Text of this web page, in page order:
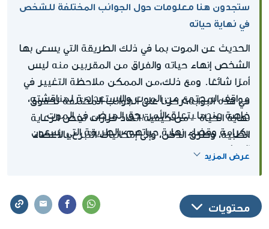
ستجدون هنا معلومات حول الجوانب المختلفة للشخص
في نهاية حياته
الحديث عن الموت بما في ذلك الطريقة التي يسعى بها
الشخص إنهاء حياته والفراق من المقربين منه ليس
أمرًا شائعًا. ومع ذلك،من الممكن ملاحظة التغيير في
مواقف المجتمع من الموت والاستعدادية لمناقشته،
خاصة عندما يتعلق الأمر بحق المرضى في الموت
بكرامة وقضاء نهاية حياتهم بالطريقة التي يسعون
إليها.
في هذه البوابة، ركزنا على الجوانب المختلفة لحقوق
نهاية الحياة - من كيفية اتخاذ قرارات تخص الرعاية
الطبية، وطرق الدفن، وإلى إمكانيات التبرع بالأعضاء
والمزيد
عرض المزيد
محتويات